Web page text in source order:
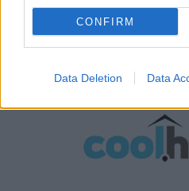
CONFIRM
Data Deletion Data